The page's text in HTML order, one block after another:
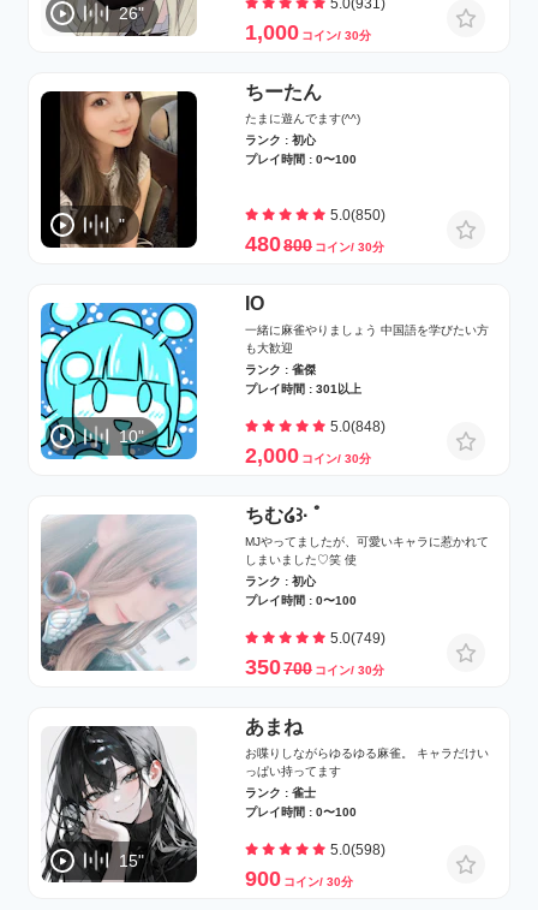
26"
1,000 コイン/ 30分
"
ちーたん
たまに遊んでます(^^)
ランク : 初心
プレイ時間 : 0〜100
5.0(850)
480800 コイン/ 30分
10"
IO
一緒に麻雀やりましょう 中国語を学びたい方
も大歓迎
ランク : 雀傑
プレイ時間 : 301以上
5.0(848)
2,000 コイン/ 30分
ちむ໒꒱· ﾟ
MJやってましたが、可愛いキャラに惹かれて
しまいました♡笑 使
ランク : 初心
プレイ時間 : 0〜100
5.0(749)
350700 コイン/ 30分
15"
あまね
お喋りしながらゆるゆる麻雀。 キャラだけい
っぱい持ってます
ランク : 雀士
プレイ時間 : 0〜100
5.0(598)
900 コイン/ 30分